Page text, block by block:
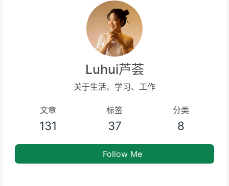
Luhui芦荟
关于生活、学习、工作
文章
131
标签
37
分类
8
Follow Me